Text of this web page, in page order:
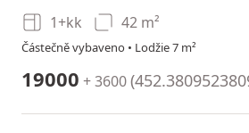
1+kk 42 m²
Částečně vybaveno • Lodžie 7 m²
19000 + 3600(